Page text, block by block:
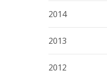
2014
2013
2012